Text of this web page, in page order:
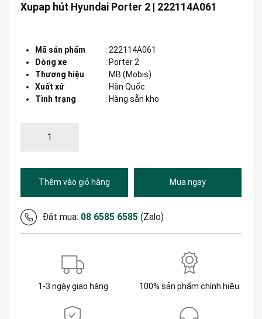
Xupap hút Hyundai Porter 2 | 222114A061
Mã sản phẩm : 222114A061
Dòng xe
: Porter 2
Thương hiệu
: MB (Mobis)
Xuất xứ
: Hàn Quốc
Tình trạng
: Hàng sẵn kho
Thêm vào giỏ hàng Mua ngay
Đặt mua: 08 6585 6585 (Zalo)
1-3 ngày giao hàng 100% sản phẩm chính hiệu